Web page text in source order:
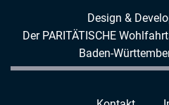
Design &
Der PARITÄTISCHE
Baden-